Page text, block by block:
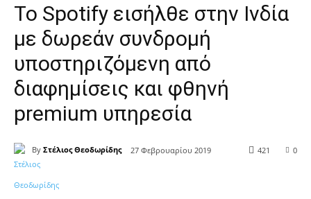
Το Spotify εισήλθε στην Ινδία
με δωρεάν συνδρομή
υποστηριζόμενη από
διαφημίσεις και φθηνή
premium υπηρεσία
By Στέλιος Θεοδωρίδης 27 Φεβρουαρίου 2019 0
421